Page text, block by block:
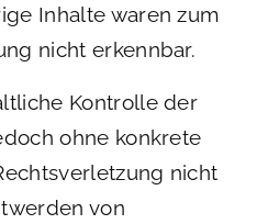
Inhalte waren zum
nicht erkennbar.
Kontrolle der
ohne konkrete
nicht
von